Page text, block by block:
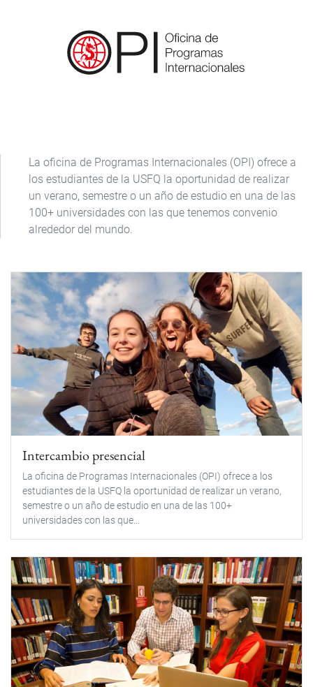
La oficina de Programas Internacionales (OPI) ofrece a
los estudiantes de la USFQ la oportunidad de realizar
un verano, semestre o un año de estudio en una de las
100+ universidades con las que tenemos convenio
alrededor del mundo.
Intercambio presencial
La oficina de Programas Internacionales (OPI) ofrece a los
estudiantes de la USFQ la oportunidad de realizar un verano,
semestre o un año de estudio en una de las 100+
universidades con las que...